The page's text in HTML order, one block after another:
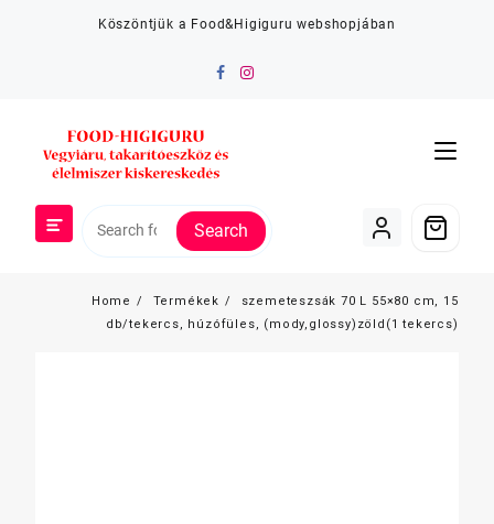
Köszöntjük a Food&Higiguru webshopjában
Search
Home Termékek
szemeteszsák 70 L 55×80 cm, 15
db/tekercs, húzófüles, (mody,glossy)zöld(1 tekercs)